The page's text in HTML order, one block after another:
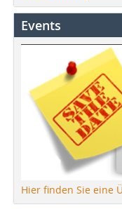
Events
Hier finden Sie eine